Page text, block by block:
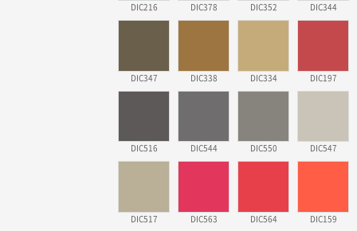
DIC216 DIC378 DIC352 DIC344
DIC347 DIC338 DIC334 DIC197
DIC516 DIC544 DIC550 DIC547
DIC517 DIC563 DIC564 DIC159